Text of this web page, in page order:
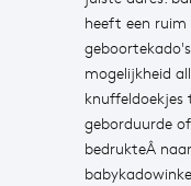
heeft een
mogelijkheid
knuffeldoekjes
geborduurde of
bedrukteÂ